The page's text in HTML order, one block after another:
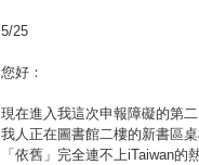
5/25
您好：
現在進入我這次申報障礙的第二
我人正在圖書館二樓的新書區桌
「依舊」完全連不上iTaiwan的熱